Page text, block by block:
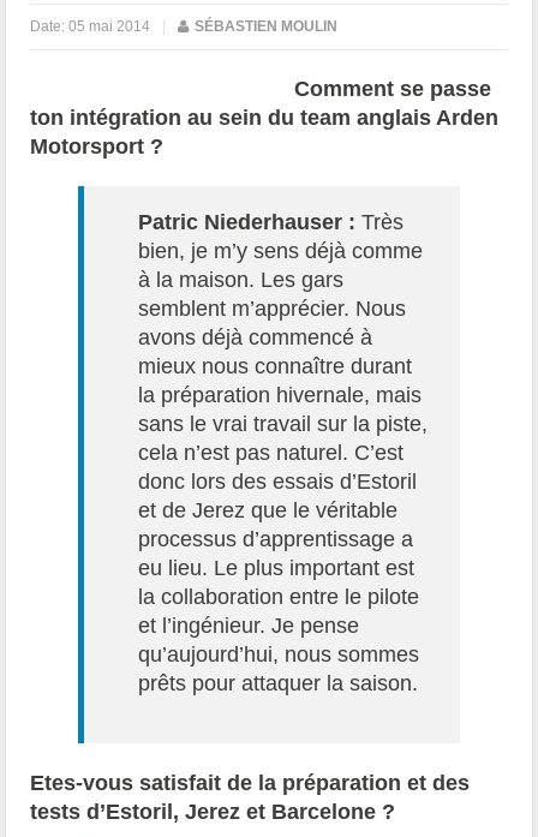
Date:05 mai 2014 | SÉBASTIEN MOULIN
Comment se passe
ton intégration au sein du team anglais Arden
Motorsport ?
Patric Niederhauser : Très
bien, je m’y sens déjà comme
à la maison. Les gars
semblent m’apprécier. Nous
avons déjà commencé à
mieux nous connaître durant
la préparation hivernale, mais
sans le vrai travail sur la piste,
cela n’est pas naturel. C’est
donc lors des essais d’Estoril
et de Jerez que le véritable
processus d’apprentissage a
eu lieu. Le plus important est
la collaboration entre le pilote
et l’ingénieur. Je pense
qu’aujourd’hui, nous sommes
prêts pour attaquer la saison.
Etes-vous satisfait de la préparation et des
tests d’Estoril, Jerez et Barcelone ?